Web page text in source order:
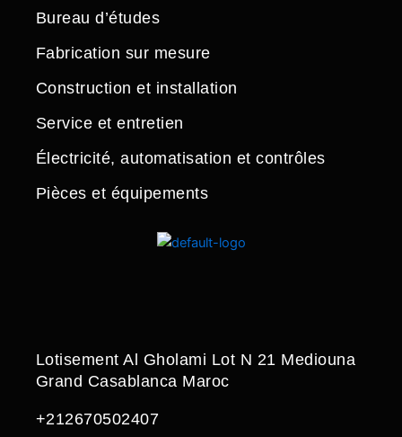
Bureau d’études
Fabrication sur mesure
Construction et installation
Service et entretien
Électricité, automatisation et contrôles
Pièces et équipements
Lotisement Al Gholami Lot N 21 Mediouna
Grand Casablanca Maroc
+212670502407